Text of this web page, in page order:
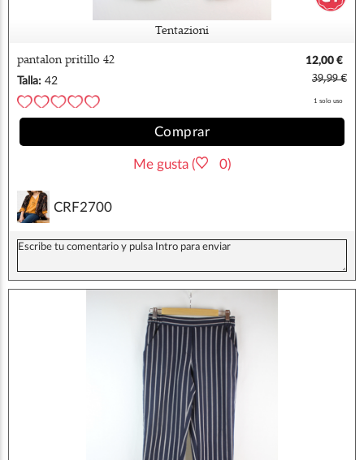
Tentazioni
pantalon pritillo 42
12,00 €
Talla: 42 39,99 €
1 solo uso
Comprar
Me gusta ( 0)
CRF2700